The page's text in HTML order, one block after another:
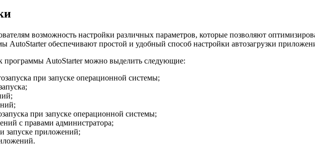
возможность настройки различных параметров, которые позволяют
AutoStarter обеспечивают простой и удобный способ настройки автозагрузки
программы AutoStarter можно выделить следующие:
при запуске операционной системы;
при запуске операционной системы;
с правами администратора;
запуске приложений;